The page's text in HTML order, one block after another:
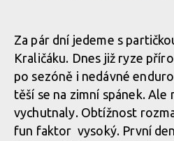
Whyte Kado v akci
Whyte Kado v akci
Whyte Kado v akci
Whyte Kado v akci
Za pár dní jedeme s
Kraličáku. Dnes již ryze
po sezóně i nedávné
těší se na zimní spánek. Ale
vychutnaly. Obtížnost
fun faktor vysoký. První